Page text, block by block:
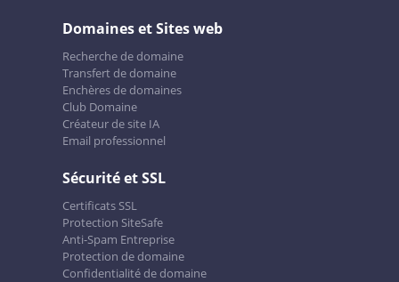
Domaines et Sites web
Recherche de domaine
Transfert de domaine
Enchères de domaines
Club Domaine
Créateur de site IA
Email professionnel
Sécurité et SSL
Certificats SSL
Protection SiteSafe
Anti-Spam Entreprise
Protection de domaine
Confidentialité de domaine